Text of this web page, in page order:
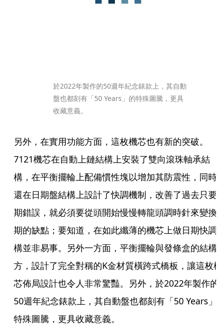
於2022年製作的50週年紀念錶款上，其自動
盤也都刻有「50 Years」的特殊圖騰，更具
收藏意義。
另外，在實用功能方面，這枚機芯也有新的突破。
7121機芯在自動上鏈結構上安裝了雙向滾珠軸承結
構，在平衡擺輪上配備慣性塊以增加其防震性，同時
還在日期盤結構上設計了快調機制，改善了過去只要
期錯誤，就必須要從頭開始慢慢轉龍頭調時針來變換
期的缺點；要知道，在如此纖薄的機芯上做日期快調
構並非易事。另外一方面，平衡擺輪與發條盒的結構
方，設計了完全對稱的K金材質橫跨式橋板，讓這枚
芯佈局設計也令人非常驚豔。另外，於2022年製作的
50週年紀念錶款上，其自動盤也都刻有「50 Years」
特殊圖騰，更具收藏意義。